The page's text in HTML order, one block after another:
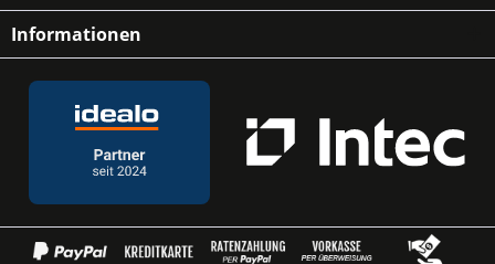
Informationen